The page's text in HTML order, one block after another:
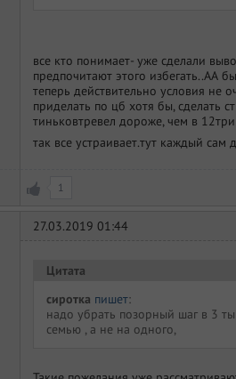
все кто понимает- уже сделали
предпочитают этого избегать..АА
теперь действительно условия
приделать по цб хотя бы, сделать
тиньковтревел дороже, чем в
так все устраивает.тут каждый
1
27.03.2019 01:44
Цитата
сиротка пишет:
надо убрать позорный шаг в 3
семью , а не на одного,